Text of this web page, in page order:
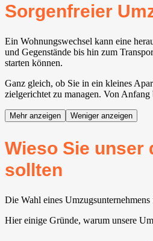
Sorgenfreier
Ein Wohnungswechsel kann eine
und Gegenstände bis hin zum
starten können.
Ganz gleich, ob Sie in ein kleines
zielgerichtet zu managen. Von
Mehr anzeigen Weniger anzeigen
Wieso Sie unser
sollten
Die Wahl eines
Hier einige Gründe, warum unsere